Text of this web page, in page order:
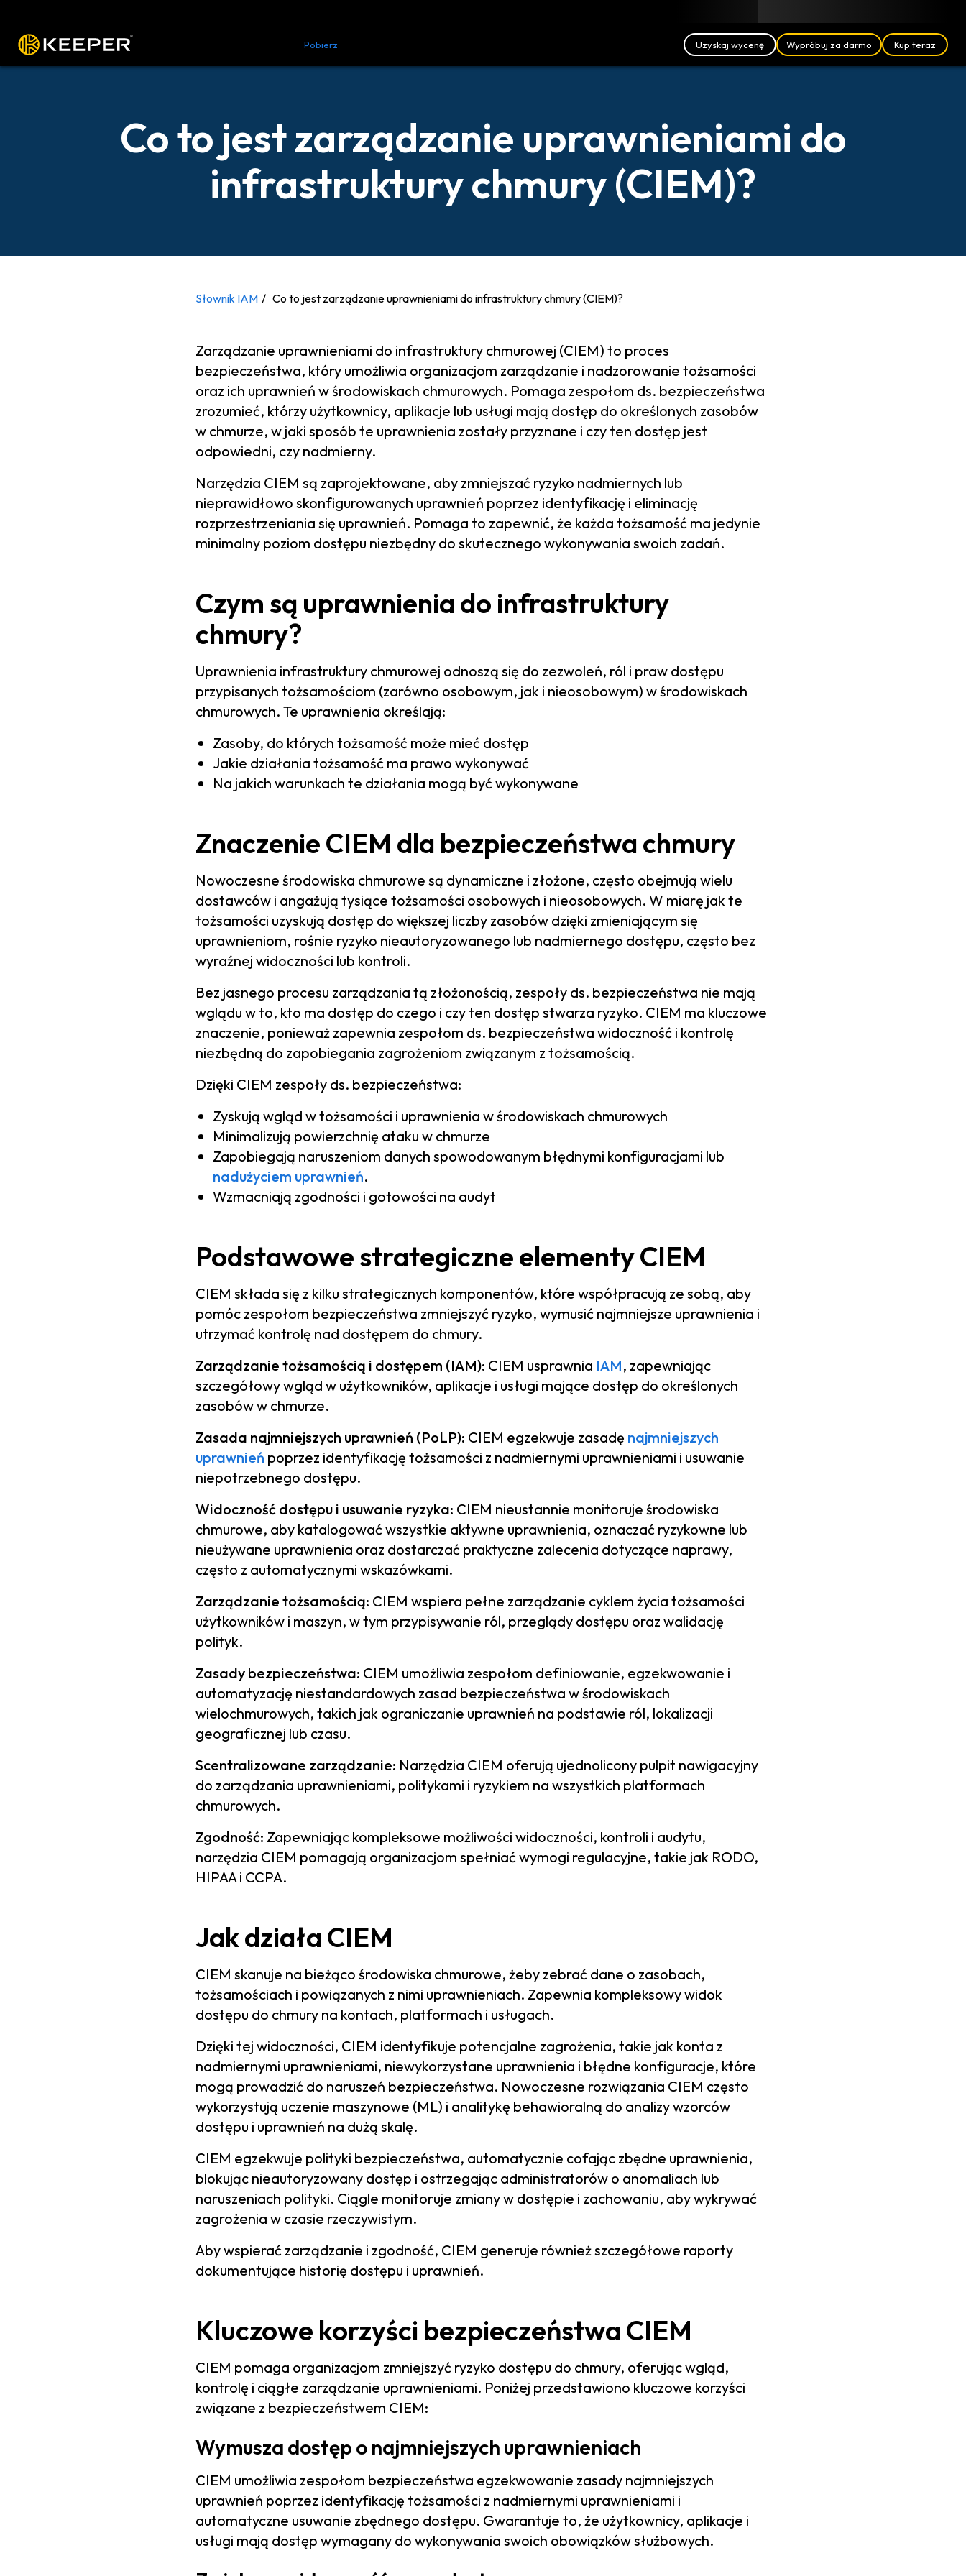
Pobierz Uzyskaj wycenę Wypróbuj za darmo Kup teraz
Co to jest zarządzanie uprawnieniami do
infrastruktury chmury (CIEM)?
Słownik IAM Co to jest zarządzanie uprawnieniami do infrastruktury chmury (CIEM)?
Zarządzanie uprawnieniami do infrastruktury chmurowej (CIEM) to proces
bezpieczeństwa, który umożliwia organizacjom zarządzanie i nadzorowanie tożsamości
oraz ich uprawnień w środowiskach chmurowych. Pomaga zespołom ds. bezpieczeństwa
zrozumieć, którzy użytkownicy, aplikacje lub usługi mają dostęp do określonych zasobów
w chmurze, w jaki sposób te uprawnienia zostały przyznane i czy ten dostęp jest
odpowiedni, czy nadmierny.
Narzędzia CIEM są zaprojektowane, aby zmniejszać ryzyko nadmiernych lub
nieprawidłowo skonfigurowanych uprawnień poprzez identyfikację i eliminację
rozprzestrzeniania się uprawnień. Pomaga to zapewnić, że każda tożsamość ma jedynie
minimalny poziom dostępu niezbędny do skutecznego wykonywania swoich zadań.
Czym są uprawnienia do infrastruktury
chmury?
Uprawnienia infrastruktury chmurowej odnoszą się do zezwoleń, ról i praw dostępu
przypisanych tożsamościom (zarówno osobowym, jak i nieosobowym) w środowiskach
chmurowych. Te uprawnienia określają:
Zasoby, do których tożsamość może mieć dostęp
Jakie działania tożsamość ma prawo wykonywać
Na jakich warunkach te działania mogą być wykonywane
Znaczenie CIEM dla bezpieczeństwa chmury
Nowoczesne środowiska chmurowe są dynamiczne i złożone, często obejmują wielu
dostawców i angażują tysiące tożsamości osobowych i nieosobowych. W miarę jak te
tożsamości uzyskują dostęp do większej liczby zasobów dzięki zmieniającym się
uprawnieniom, rośnie ryzyko nieautoryzowanego lub nadmiernego dostępu, często bez
wyraźnej widoczności lub kontroli.
Bez jasnego procesu zarządzania tą złożonością, zespoły ds. bezpieczeństwa nie mają
wglądu w to, kto ma dostęp do czego i czy ten dostęp stwarza ryzyko. CIEM ma kluczowe
znaczenie, ponieważ zapewnia zespołom ds. bezpieczeństwa widoczność i kontrolę
niezbędną do zapobiegania zagrożeniom związanym z tożsamością.
Dzięki CIEM zespoły ds. bezpieczeństwa:
Zyskują wgląd w tożsamości i uprawnienia w środowiskach chmurowych
Minimalizują powierzchnię ataku w chmurze
Zapobiegają naruszeniom danych spowodowanym błędnymi konfiguracjami lub
nadużyciem uprawnień.
Wzmacniają zgodności i gotowości na audyt
Podstawowe strategiczne elementy CIEM
CIEM składa się z kilku strategicznych komponentów, które współpracują ze sobą, aby
pomóc zespołom bezpieczeństwa zmniejszyć ryzyko, wymusić najmniejsze uprawnienia i
utrzymać kontrolę nad dostępem do chmury.
Zarządzanie tożsamością i dostępem (IAM): CIEM usprawnia IAM, zapewniając
szczegółowy wgląd w użytkowników, aplikacje i usługi mające dostęp do określonych
zasobów w chmurze.
Zasada najmniejszych uprawnień (PoLP): CIEM egzekwuje zasadę najmniejszych
uprawnień poprzez identyfikację tożsamości z nadmiernymi uprawnieniami i usuwanie
niepotrzebnego dostępu.
Widoczność dostępu i usuwanie ryzyka: CIEM nieustannie monitoruje środowiska
chmurowe, aby katalogować wszystkie aktywne uprawnienia, oznaczać ryzykowne lub
nieużywane uprawnienia oraz dostarczać praktyczne zalecenia dotyczące naprawy,
często z automatycznymi wskazówkami.
Zarządzanie tożsamością: CIEM wspiera pełne zarządzanie cyklem życia tożsamości
użytkowników i maszyn, w tym przypisywanie ról, przeglądy dostępu oraz walidację
polityk.
Zasady bezpieczeństwa: CIEM umożliwia zespołom definiowanie, egzekwowanie i
automatyzację niestandardowych zasad bezpieczeństwa w środowiskach
wielochmurowych, takich jak ograniczanie uprawnień na podstawie ról, lokalizacji
geograficznej lub czasu.
Scentralizowane zarządzanie: Narzędzia CIEM oferują ujednolicony pulpit nawigacyjny
do zarządzania uprawnieniami, politykami i ryzykiem na wszystkich platformach
chmurowych.
Zgodność: Zapewniając kompleksowe możliwości widoczności, kontroli i audytu,
narzędzia CIEM pomagają organizacjom spełniać wymogi regulacyjne, takie jak RODO,
HIPAA i CCPA.
Jak działa CIEM
CIEM skanuje na bieżąco środowiska chmurowe, żeby zebrać dane o zasobach,
tożsamościach i powiązanych z nimi uprawnieniach. Zapewnia kompleksowy widok
dostępu do chmury na kontach, platformach i usługach.
Dzięki tej widoczności, CIEM identyfikuje potencjalne zagrożenia, takie jak konta z
nadmiernymi uprawnieniami, niewykorzystane uprawnienia i błędne konfiguracje, które
mogą prowadzić do naruszeń bezpieczeństwa. Nowoczesne rozwiązania CIEM często
wykorzystują uczenie maszynowe (ML) i analitykę behawioralną do analizy wzorców
dostępu i uprawnień na dużą skalę.
CIEM egzekwuje polityki bezpieczeństwa, automatycznie cofając zbędne uprawnienia,
blokując nieautoryzowany dostęp i ostrzegając administratorów o anomaliach lub
naruszeniach polityki. Ciągle monitoruje zmiany w dostępie i zachowaniu, aby wykrywać
zagrożenia w czasie rzeczywistym.
Aby wspierać zarządzanie i zgodność, CIEM generuje również szczegółowe raporty
dokumentujące historię dostępu i uprawnień.
Kluczowe korzyści bezpieczeństwa CIEM
CIEM pomaga organizacjom zmniejszyć ryzyko dostępu do chmury, oferując wgląd,
kontrolę i ciągłe zarządzanie uprawnieniami. Poniżej przedstawiono kluczowe korzyści
związane z bezpieczeństwem CIEM:
Wymusza dostęp o najmniejszych uprawnieniach
CIEM umożliwia zespołom bezpieczeństwa egzekwowanie zasady najmniejszych
uprawnień poprzez identyfikację tożsamości z nadmiernymi uprawnieniami i
automatyczne usuwanie zbędnego dostępu. Gwarantuje to, że użytkownicy, aplikacje i
usługi mają dostęp wymagany do wykonywania swoich obowiązków służbowych.